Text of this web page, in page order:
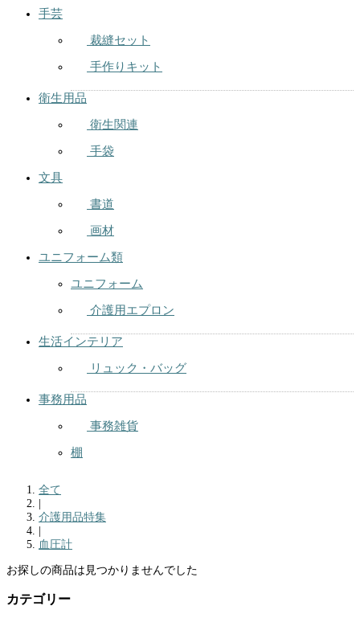
手芸
裁縫セット
手作りキット
衛生用品
衛生関連
手袋
文具
書道
画材
ユニフォーム類
ユニフォーム
介護用エプロン
生活インテリア
リュック・バッグ
事務用品
事務雑貨
棚
全て
介護用品特集
血圧計
お探しの商品は見つかりませんでした
カテゴリー